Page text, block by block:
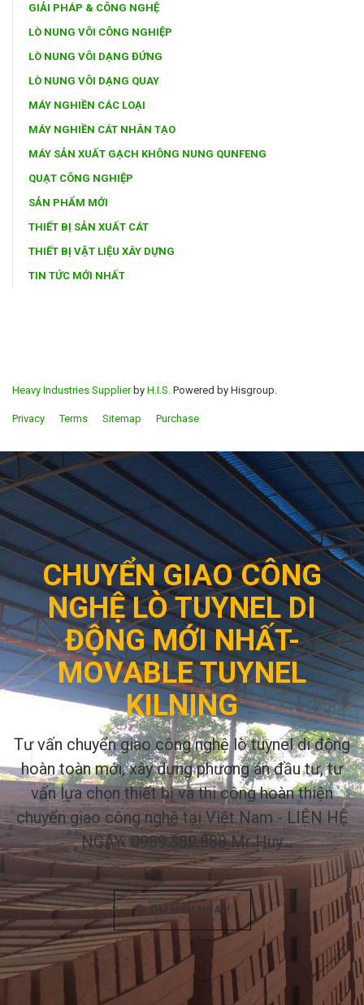
GIẢI PHÁP & CÔNG NGHỆ
LÒ NUNG VÔI CÔNG NGHIỆP
LÒ NUNG VÔI DẠNG ĐỨNG
LÒ NUNG VÔI DẠNG QUAY
MÁY NGHIỀN CÁC LOẠI
MÁY NGHIỀN CÁT NHÂN TẠO
MÁY SẢN XUẤT GẠCH KHÔNG NUNG QUNFENG
QUẠT CÔNG NGHIỆP
SẢN PHẨM MỚI
THIẾT BỊ SẢN XUẤT CÁT
THIẾT BỊ VẬT LIỆU XÂY DỰNG
TIN TỨC MỚI NHẤT
Heavy Industries Supplierby H.I.S. Powered by Hisgroup.
Privacy Terms Sitemap Purchase
CHUYỂN GIAO CÔNG
NGHỆ LÒ TUYNEL DI
ĐỘNG MỚI NHẤT-
MOVABLE TUYNEL
KILNING
Tư vấn chuyển giao công nghệ lò tuynel di động
hoàn toàn mới, xây dựng phương án đầu tư, tư
vấn lựa chọn thiết bị và thi công hoàn thiện
chuyển giao công nghệ tại Việt Nam - LIÊN HỆ
NGAY: 0989.382.888 Mr Huy
TÌM HIỂU NGAY!